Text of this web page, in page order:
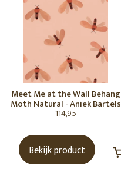
Meet Me at the Wall Behang
Moth Natural - Aniek Bartels
114,95
Bekijk product